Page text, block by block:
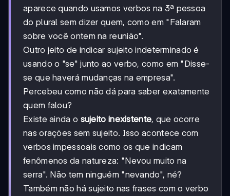
aparece quando usamos verbos na 3ª pessoa
do plural sem dizer quem, como em "Falaram
sobre você ontem na reunião".
Outro jeito de indicar sujeito indeterminado é
usando o "se" junto ao verbo, como em "Disse-
se que haverá mudanças na empresa".
Percebeu como não dá para saber exatamente
quem falou?
Existe ainda o sujeito inexistente, que ocorre
nas orações sem sujeito. Isso acontece com
verbos impessoais como os que indicam
fenômenos da natureza: "Nevou muito na
serra". Não tem ninguém "nevando", né?
Também não há sujeito nas frases com o verbo